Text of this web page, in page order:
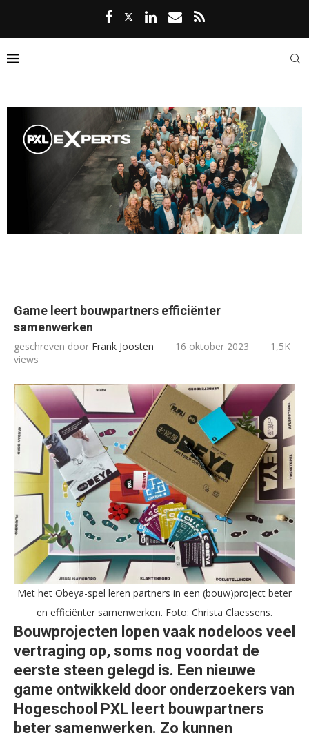
Game leert bouwpartners efficiënter
samenwerken
geschreven door Frank Joosten 16 oktober 2023
1,5K
views
Met het Obeya-spel leren partners in een (bouw)project beter
en efficiënter samenwerken. Foto: Christa Claessens.
Bouwprojecten lopen vaak nodeloos veel
vertraging op, soms nog voordat de
eerste steen gelegd is. Een nieuwe
game ontwikkeld door onderzoekers van
Hogeschool PXL leert bouwpartners
beter samenwerken. Zo kunnen